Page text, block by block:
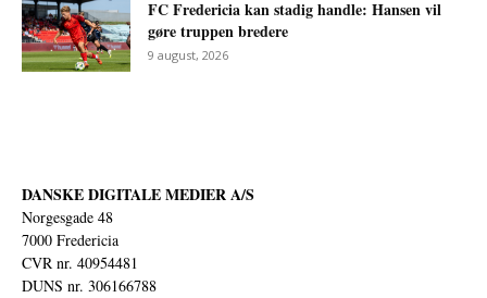
FC Fredericia kan stadig handle: Hansen vil
gøre truppen bredere
9 august, 2026
DANSKE DIGITALE MEDIER A/S
Norgesgade 48
7000 Fredericia
CVR nr. 40954481
DUNS nr. 306166788